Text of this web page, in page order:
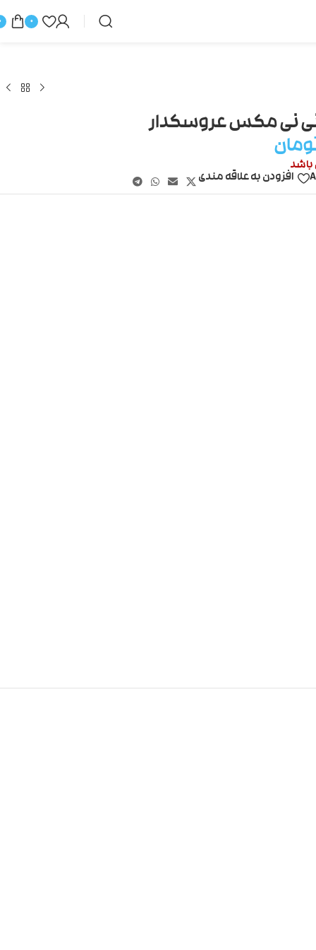
0
نی مکس عروسکدار
باشد
افزودن به علاقه مندی